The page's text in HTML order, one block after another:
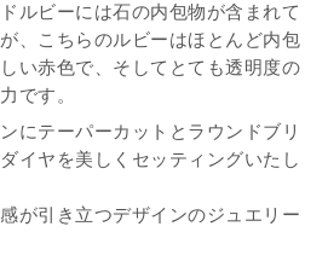
ルビーには石の内包物が含まれて
、こちらのルビーはほとんど内包
い赤色で、そしてとても透明度の
です。
にテーパーカットとラウンドブリ
イヤを美しくセッティングいたし
が引き立つデザインのジュエリー